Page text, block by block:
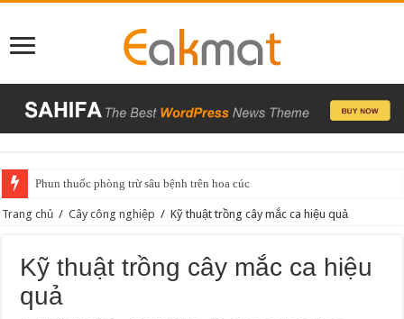
Phun thuốc phòng trừ sâu bệnh trên hoa cúc
Trang chủ / Cây công nghiệp / Kỹ thuật trồng cây mắc ca hiệu quả
Kỹ thuật trồng cây mắc ca hiệu
quả